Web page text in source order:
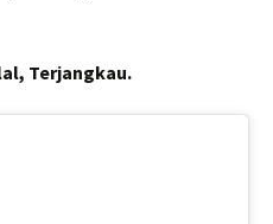
Terjangkau.